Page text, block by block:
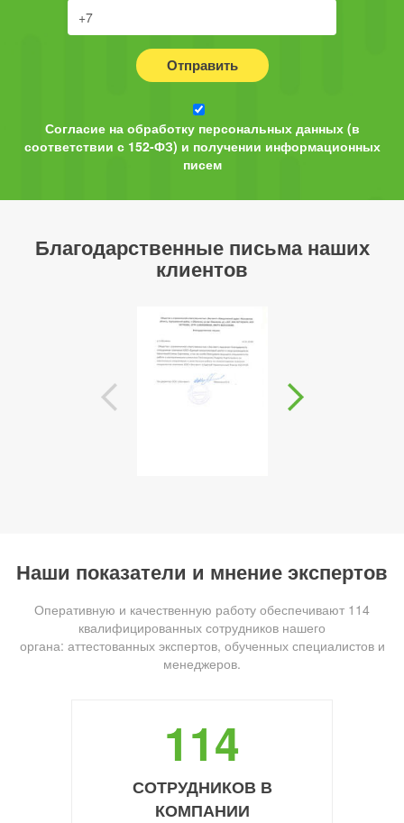
Отправить
Согласие на обработку персональных данных (в
соответствии с 152-ФЗ) и получении информационных
писем
Благодарственные письма наших
клиентов
Наши показатели и мнение экспертов
Оперативную и качественную работу обеспечивают 114
квалифицированных сотрудников нашего
органа: аттестованных экспертов, обученных специалистов и
менеджеров.
114
СОТРУДНИКОВ В
КОМПАНИИ